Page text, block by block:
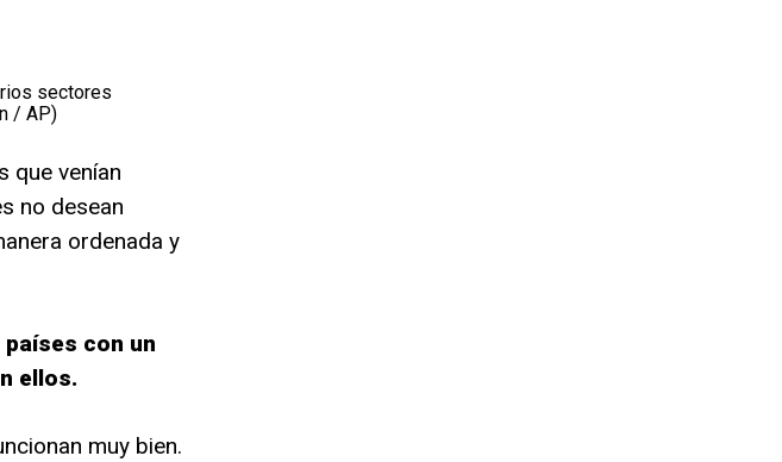
sectores
/ AP)
que venían
no desean
ordenada y
con un
ellos.
muy bien.